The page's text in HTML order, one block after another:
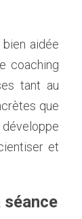
bien aidée
coaching
tant au
que
et
séance